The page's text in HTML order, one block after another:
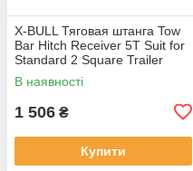
X-BULL Тяговая штанга Tow
Bar Hitch Receiver 5T Suit for
Standard 2 Square Trailer
Connector THR5000
В наявності
1 506 ₴
Купити